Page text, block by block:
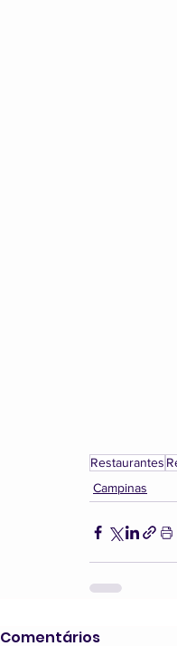
Restaurantes
Campinas
Comentários